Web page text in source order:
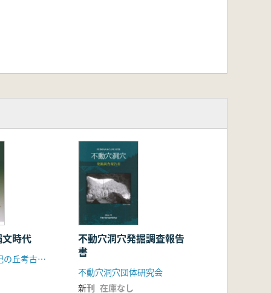
時代
うきたむ風土記の丘考古資料館
不動穴洞穴発掘調査報告
書
不動穴洞穴団体研究会
新刊 在庫なし